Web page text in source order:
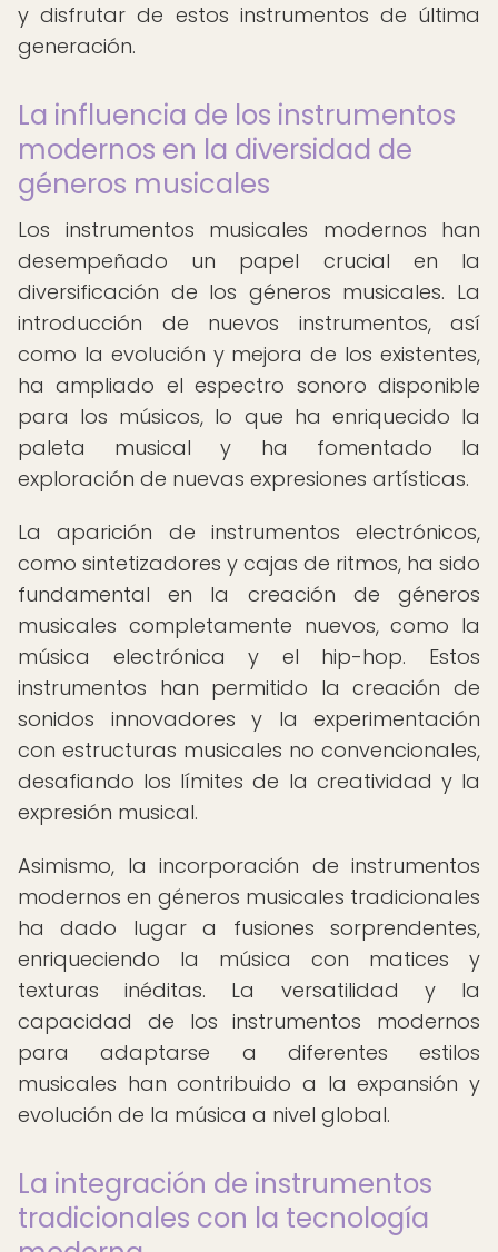
y disfrutar de estos instrumentos de última
generación.
La influencia de los instrumentos
modernos en la diversidad de
géneros musicales
Los instrumentos musicales modernos han
desempeñado un papel crucial en la
diversificación de los géneros musicales. La
introducción de nuevos instrumentos, así
como la evolución y mejora de los existentes,
ha ampliado el espectro sonoro disponible
para los músicos, lo que ha enriquecido la
paleta musical y ha fomentado la
exploración de nuevas expresiones artísticas.
La aparición de instrumentos electrónicos,
como sintetizadores y cajas de ritmos, ha sido
fundamental en la creación de géneros
musicales completamente nuevos, como la
música electrónica y el hip-hop. Estos
instrumentos han permitido la creación de
sonidos innovadores y la experimentación
con estructuras musicales no convencionales,
desafiando los límites de la creatividad y la
expresión musical.
Asimismo, la incorporación de instrumentos
modernos en géneros musicales tradicionales
ha dado lugar a fusiones sorprendentes,
enriqueciendo la música con matices y
texturas inéditas. La versatilidad y la
capacidad de los instrumentos modernos
para adaptarse a diferentes estilos
musicales han contribuido a la expansión y
evolución de la música a nivel global.
La integración de instrumentos
tradicionales con la tecnología